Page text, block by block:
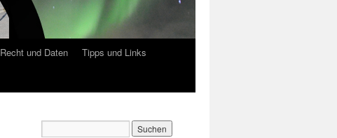
Recht und Daten
Tipps und Links